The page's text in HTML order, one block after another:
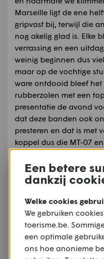
Marseille ligt de ene
gripvast bij, terwijl die
nog akelig glad is. Elke
verrassing en een
weinig beginnen dus
maar op de vochtige
ware ontdooid bleef
rubberzolen met een
presentatie de avond
dat deze banden ook
presteren en dat is met
koppel dus die MT-07
uitgebreide verslag
Een betere
dankzij
Welke cookies
We gebruiken
toerisme.be.
een optimale
ons hoe anonieme